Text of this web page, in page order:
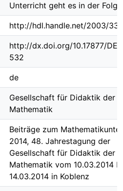
Unterricht geht es in der
http://hdl.handle.net/2003/
http://dx.doi.org/10.17877/
532
de
Gesellschaft für Didaktik der
Mathematik
Beiträge zum
2014, 48. Jahrestagung der
Gesellschaft für Didaktik der
Mathematik vom 10.03.2014
14.03.2014 in Koblenz